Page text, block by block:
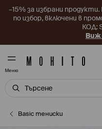
–15% за избрани
по избор, включени в
КОД:
Меню
Basic тениски